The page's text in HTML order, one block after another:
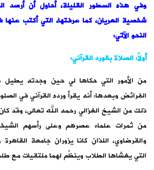
وفي هذه السطور القليلة، أحاول أن أرصد
شخصية العريان، كما عرفتها، التي أكتب
النحو الآتي:
أولاً: الصلاة بالورد القرآني:
من الأمور التي حكاها لي حين وجدته يطيل
الفرائض وبعدها: أنه يقرأ ورده القرآني في
ذلك من الشيخ الغزالي رحمه الله تعالى، وقد
من ثمرات علماء عصرهم وعلى رأسهم الشيخان
والقرضاوي، اللذان كانا يزوران جامعة
التي يغشاها الطلاب وينظَّم لهما ملتقيات مع